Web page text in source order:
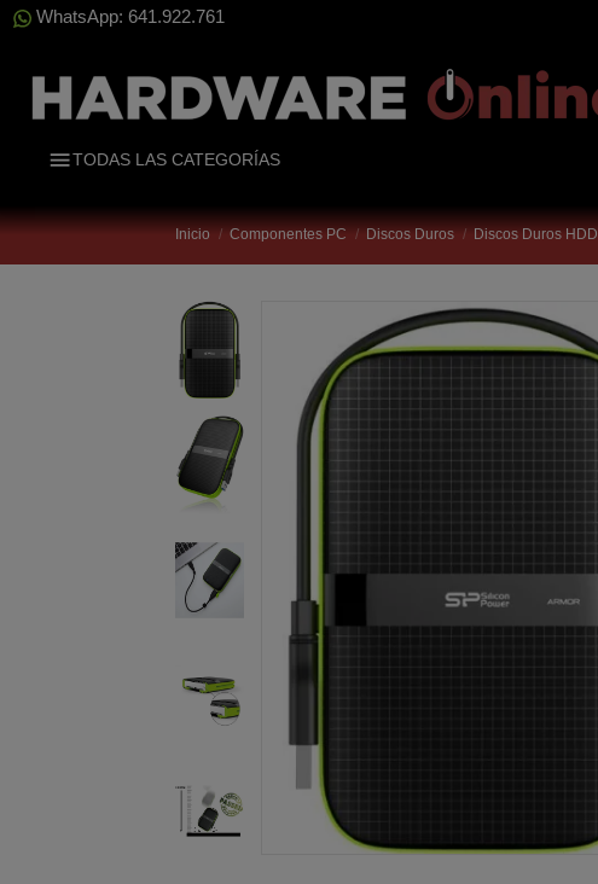
WhatsApp: 641.922.761
TODAS LAS CATEGORÍAS
Inicio Componentes PC Discos Duros Discos Duros HDD